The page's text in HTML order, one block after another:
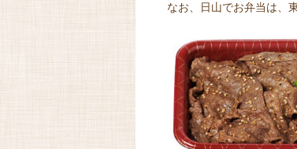
なお、日山でお弁当は、